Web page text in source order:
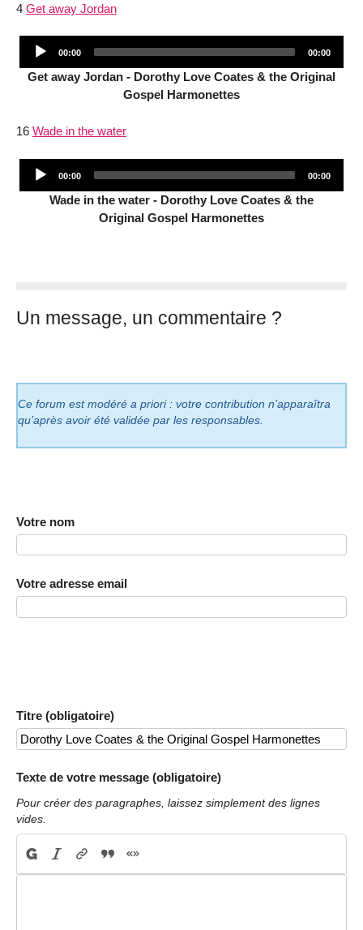
4 Get away Jordan
Current
00:00
Total
00:00
Get away Jordan - Dorothy Love Coates & the Original
Gospel Harmonettes
16 Wade in the water
Current
00:00
Total
00:00
Wade in the water - Dorothy Love Coates & the
Original Gospel Harmonettes
Un message, un commentaire ?
Ce forum est modéré a priori : votre contribution n’apparaîtra
qu’après avoir été validée par les responsables.
Votre nom
Votre adresse email
Titre (obligatoire)
Texte de votre message (obligatoire)
Pour créer des paragraphes, laissez simplement des lignes
vides.